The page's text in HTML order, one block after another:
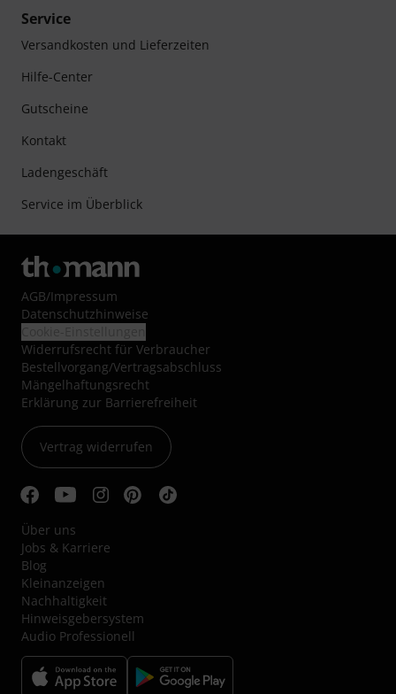
Service
Versandkosten und Lieferzeiten
Hilfe-Center
Gutscheine
Kontakt
Ladengeschäft
Service im Überblick
AGB/Impressum
Datenschutzhinweise
Widerrufsrecht für Verbraucher
Bestellvorgang/Vertragsabschluss
Mängelhaftungsrecht
Erklärung zur Barrierefreiheit
Vertrag widerrufen
Über uns
Jobs & Karriere
Blog
Kleinanzeigen
Nachhaltigkeit
Hinweisgebersystem
Audio Professionell